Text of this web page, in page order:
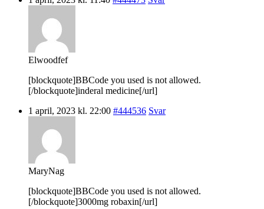
Elwoodfef
[blockquote]BBCode you used is not allowed.
[/blockquote]inderal medicine[/url]
1 april, 2023 kl. 22:00 #444536 Svar
MaryNag
[blockquote]BBCode you used is not allowed.
[/blockquote]3000mg robaxin[/url]